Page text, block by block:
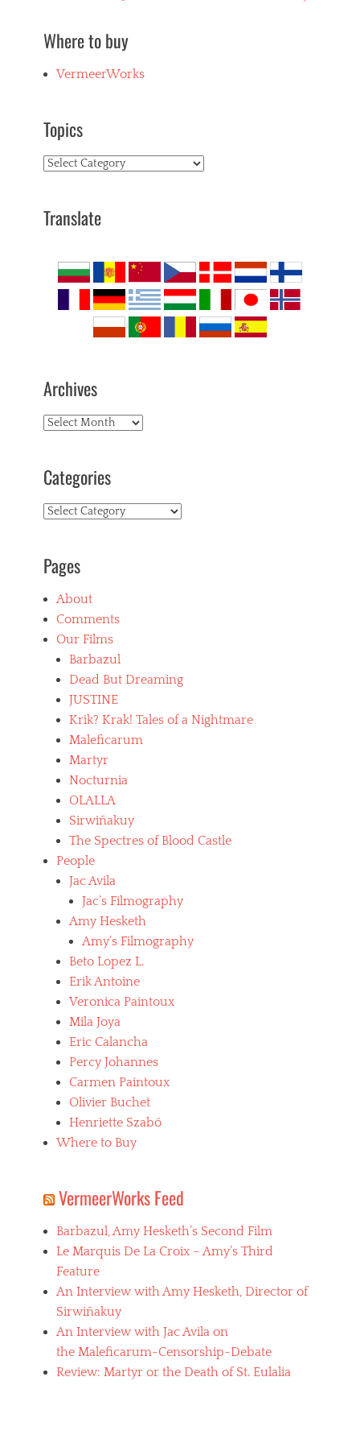
Where to buy
VermeerWorks
Topics
Topics
Translate
Archives
Archives
Categories
Categories
Pages
About
Comments
Our Films
Barbazul
Dead But Dreaming
JUSTINE
Krik? Krak! Tales of a Nightmare
Maleficarum
Martyr
Nocturnia
OLALLA
Sirwiñakuy
The Spectres of Blood Castle
People
Jac Avila
Jac’s Filmography
Amy Hesketh
Amy’s Filmography
Beto Lopez L.
Erik Antoine
Veronica Paintoux
Mila Joya
Eric Calancha
Percy Johannes
Carmen Paintoux
Olivier Buchet
Henriette Szabó
Where to Buy
VermeerWorks Feed
Barbazul, Amy Hesketh’s Second Film
Le Marquis De La Croix – Amy’s Third
Feature
An Interview with Amy Hesketh, Director of
Sirwiñakuy
An Interview with Jac Avila on
the Maleficarum-Censorship-Debate
Review: Martyr or the Death of St. Eulalia